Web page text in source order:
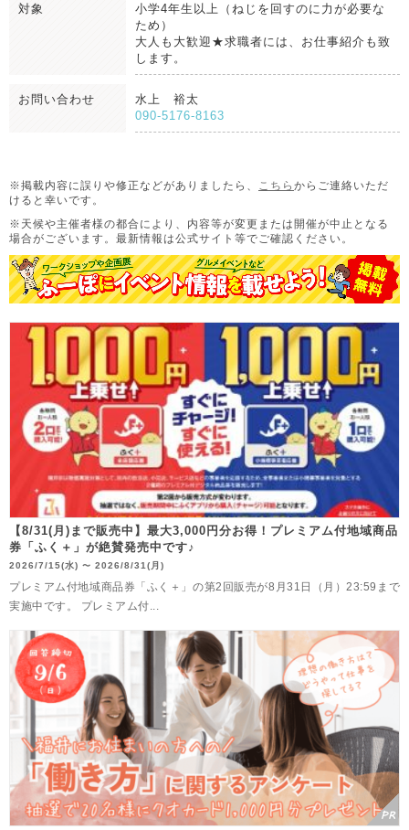
対象
小学4年生以上（ねじを回すのに力が必要な
ため）
大人も大歓迎★求職者には、お仕事紹介も致
します。
お問い合わせ
水上 裕太
090-5176-8163
※掲載内容に誤りや修正などがありましたら、 こちら からご連絡いただ
けると幸いです。
※天候や主催者様の都合により、内容等が変更または開催が中止となる
場合がございます。 最新情報は公式サイト等でご確認ください。
【8/31(月)まで販売中】最大3,000円分お得！プレミアム付地域商品
券「ふく＋」が絶賛発売中です♪
2026/7/15(水) 〜 2026/8/31(月)
プレミアム付地域商品券「ふく＋」の第2回販売が8月31日（月）23:59まで
実施中です。 プレミアム付...